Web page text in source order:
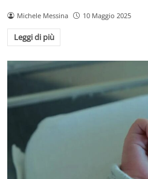
Michele Messina 10 Maggio 2025
Leggi di più